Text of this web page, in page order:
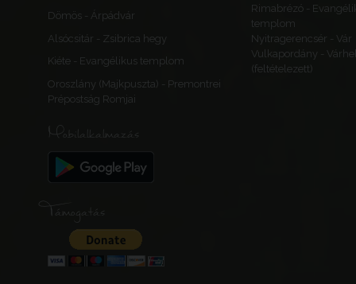
Dömös - Árpádvár
Rimabrézó -
templom
Alsócsitár - Zsibrica hegy
Nyitragerencsér - Vár
Kiéte - Evangélikus templom
Vulkapordány -
(feltételezett)
Oroszlány (Majkpuszta) - Premontrei
Prépostság Romjai
Mobilalkalmazás
Támogatás